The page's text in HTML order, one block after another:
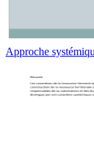
Approche